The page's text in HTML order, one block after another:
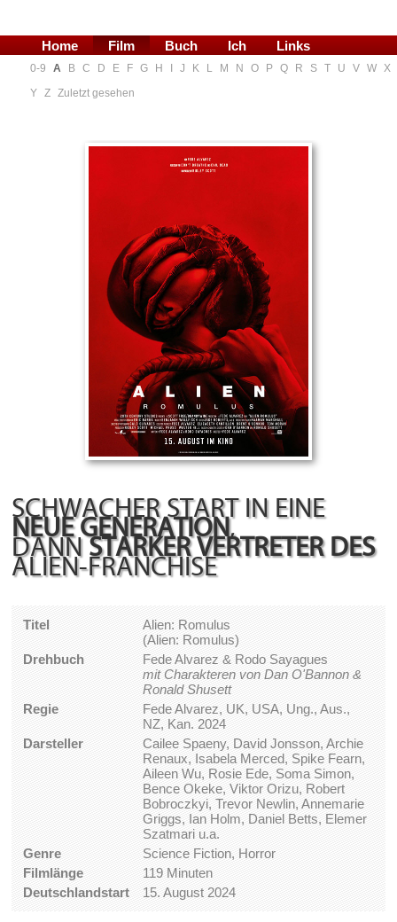
Home Film Buch Ich Links
0-9 A B C D E F G H J K L M N O P Q R S T U V W X
Y Z Zuletzt gesehen
SCHWACHER START IN EINE
NEUE GENERATION,
DANN STARKER VERTRETER DES
ALIEN-FRANCHISE
Titel
Alien: Romulus
(Alien: Romulus)
Drehbuch
Fede Alvarez & Rodo Sayagues
mit Charakteren von Dan O'Bannon &
Ronald Shusett
Regie
Fede Alvarez, UK, USA, Ung., Aus.,
NZ, Kan. 2024
Darsteller
Cailee Spaeny, David Jonsson, Archie
Renaux, Isabela Merced, Spike Fearn,
Aileen Wu, Rosie Ede, Soma Simon,
Bence Okeke, Viktor Orizu, Robert
Bobroczkyi, Trevor Newlin, Annemarie
Griggs, Ian Holm, Daniel Betts, Elemer
Szatmari u.a.
Genre
Science Fiction, Horror
Filmlänge
119 Minuten
Deutschlandstart
15. August 2024